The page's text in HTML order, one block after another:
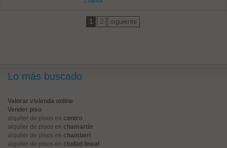
1 2 siguiente
Lo más buscado
Valorar vivienda online
Vender piso
alquiler de pisos en centro
alquiler de pisos en chamartín
alquiler de pisos en chamberí
alquiler de pisos en ciudad lineal